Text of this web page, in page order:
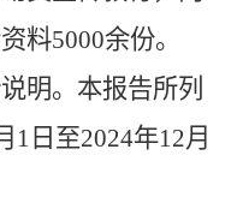
料5000余份。
明。 本报告所列
1日至2024年12月